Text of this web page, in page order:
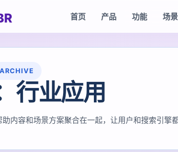
首页 产品 功能 场
行业应用
内容和场景方案聚合在一起，让用户和搜索引擎